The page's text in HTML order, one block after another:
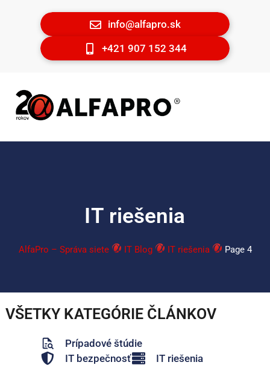
info@alfapro.sk
+421 907 152 344
IT riešenia
AlfaPro – Správa siete IT Blog IT riešenia Page 4
VŠETKY KATEGÓRIE ČLÁNKOV
Prípadové štúdie
IT bezpečnosť
IT riešenia